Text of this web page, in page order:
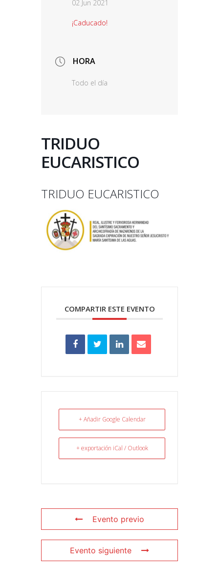
02 Jun 2021
¡Caducado!
HORA
Todo el día
TRIDUO
EUCARISTICO
TRIDUO EUCARISTICO
COMPARTIR ESTE EVENTO
+ Añadir Google Calendar
+ exportación iCal / Outlook
Evento previo
Evento siguiente